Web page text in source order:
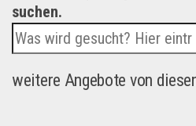
suchen.
weitere Angebote von